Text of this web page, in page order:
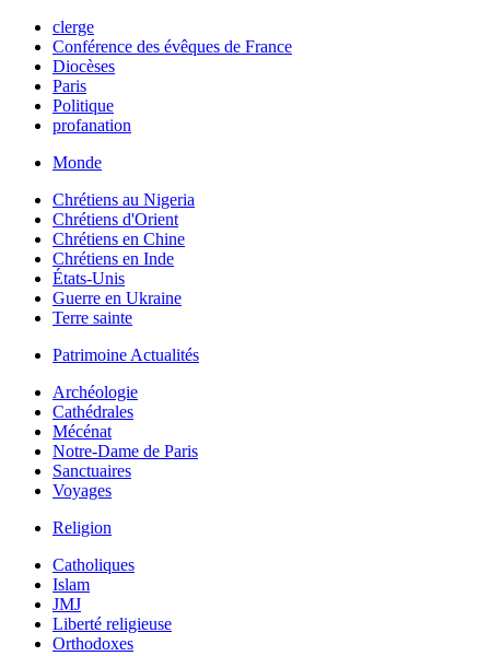
clerge
Conférence des évêques de France
Diocèses
Paris
Politique
profanation
Monde
Chrétiens au Nigeria
Chrétiens d'Orient
Chrétiens en Chine
Chrétiens en Inde
États-Unis
Guerre en Ukraine
Terre sainte
Patrimoine Actualités
Archéologie
Cathédrales
Mécénat
Notre-Dame de Paris
Sanctuaires
Voyages
Religion
Catholiques
Islam
JMJ
Liberté religieuse
Orthodoxes